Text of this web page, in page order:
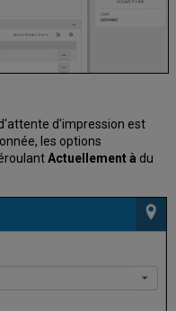
d'impression est
les options
Actuellement à du